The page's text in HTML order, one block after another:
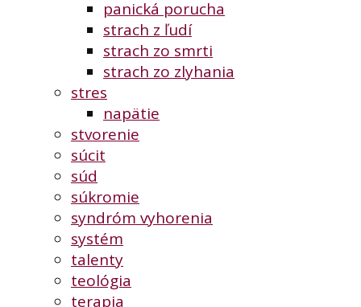
panická porucha
strach z ľudí
strach zo smrti
strach zo zlyhania
stres
napätie
stvorenie
súcit
súd
súkromie
syndróm vyhorenia
systém
talenty
teológia
terapia